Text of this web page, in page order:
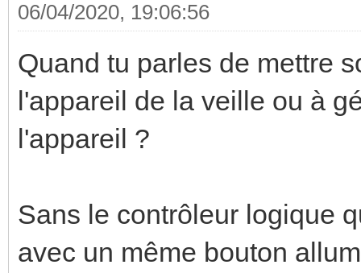
06/04/2020, 19:06:56
Quand tu parles de mettre
l'appareil de la veille ou à
l'appareil ?
Sans le contrôleur logique
avec un même bouton